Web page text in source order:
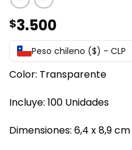
$3.500
Peso chileno ($) - CLP
Color: Transparente
Incluye: 100 Unidades
Dimensiones: 6,4 x 8,9 cm